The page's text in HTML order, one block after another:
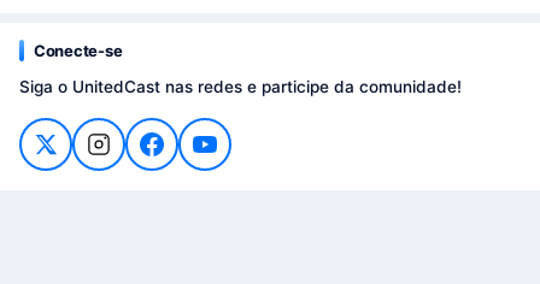
Conecte-se
Siga o UnitedCast nas redes e participe da comunidade!